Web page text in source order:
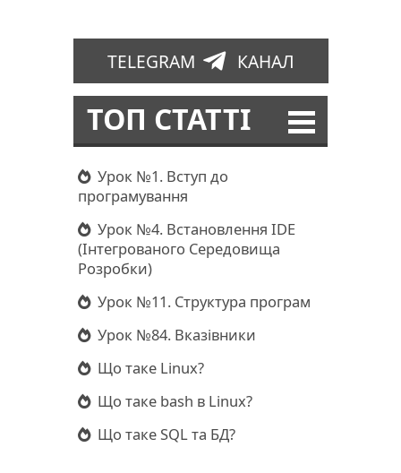
TELEGRAM КАНАЛ
ТОП СТАТТІ
Урок №1. Вступ до
програмування
Урок №4. Встановлення IDE
(Інтегрованого Середовища
Розробки)
Урок №11. Структура програм
Урок №84. Вказівники
Що таке Linux?
Що таке bash в Linux?
Що таке SQL та БД?